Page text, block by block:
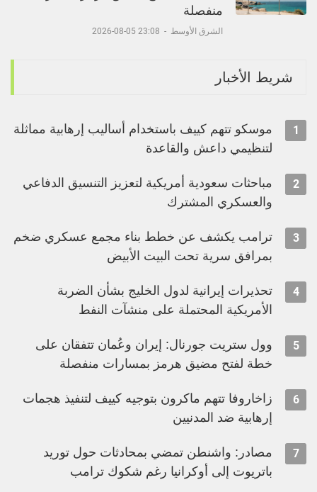
منفصلة
الشرق الأوسط -
23:08 05-08-2026
شريط الأخبار
1
موسكو تتهم كييف باستخدام أساليب إرهابية مماثلة
لتنظيمي داعش والقاعدة
2
مباحثات سعودية أمريكية لتعزيز التنسيق الدفاعي
والعسكري المشترك
3
ترامب يكشف عن خطط بناء مجمع عسكري ضخم
بمرافق سرية تحت البيت الأبيض
4
تحذيرات إيرانية لدول الخليج بشأن الضربة
الأمريكية المحتملة على منشآت النفط
5
وول ستريت جورنال: إيران وعُمان تتفقان على
خطة لفتح مضيق هرمز بمسارات منفصلة
6
زاخاروفا تتهم ماكرون بتوجيه كييف لتنفيذ هجمات
إرهابية ضد المدنيين
7
مصادر: واشنطن تمضي بمحادثات حول توريد
باتريوت إلى أوكرانيا رغم شكوك ترامب